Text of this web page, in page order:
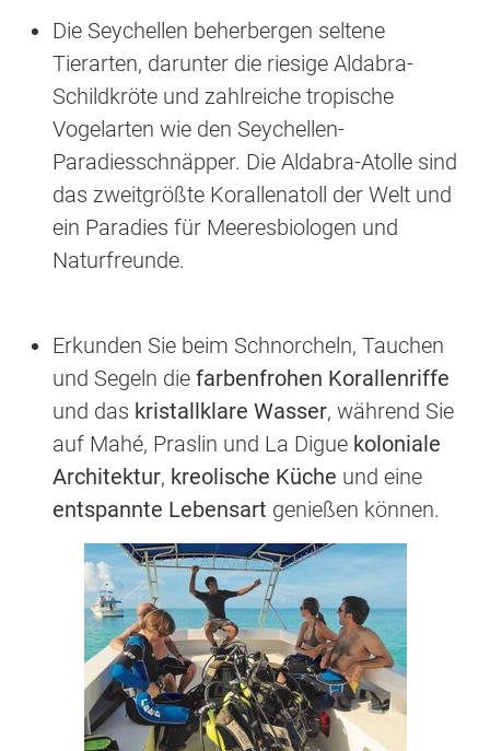
Die Seychellen beherbergen seltene
Tierarten, darunter die riesige Aldabra-
Schildkröte und zahlreiche tropische
Vogelarten wie den Seychellen-
Paradiesschnäpper. Die Aldabra-Atolle sind
das zweitgrößte Korallenatoll der Welt und
ein Paradies für Meeresbiologen und
Naturfreunde.
Erkunden Sie beim Schnorcheln, Tauchen
und Segeln die farbenfrohen Korallenriffe
und das kristallklare Wasser, während Sie
auf Mahé, Praslin und La Digue koloniale
Architektur, kreolische Küche und eine
entspannte Lebensart genießen können.